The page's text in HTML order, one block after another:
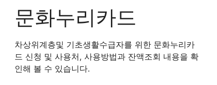
문화누리카드
차상위계층및 기초생활수급자를 위한 문화누리카
드 신청 및 사용처, 사용방법과 잔액조회 내용을 확
인해 볼 수 있습니다.